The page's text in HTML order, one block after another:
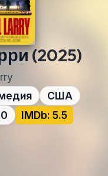
(2025)
США
IMDb: 5.5